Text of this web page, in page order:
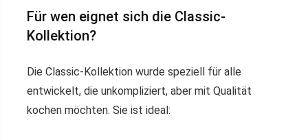
Für wen eignet sich die Classic-
Kollektion?
Die Classic-Kollektion wurde speziell für alle
entwickelt, die unkompliziert, aber mit Qualität
kochen möchten. Sie ist ideal: